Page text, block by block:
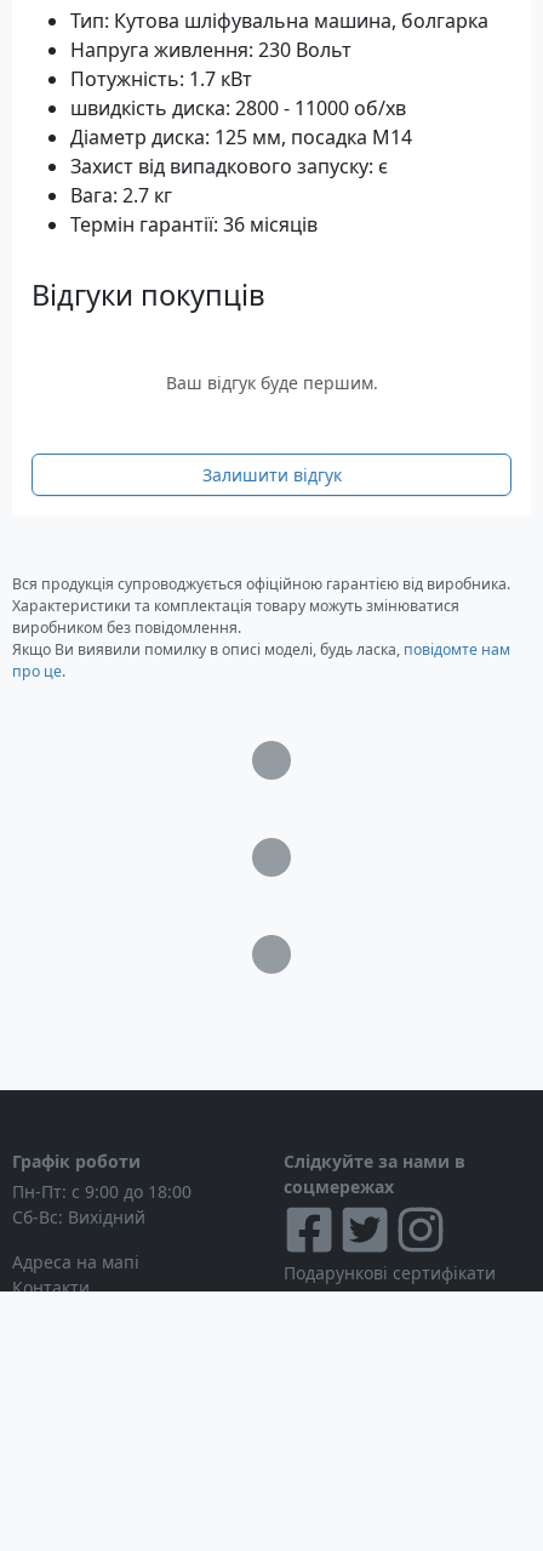
Тип: Кутова шліфувальна машина, болгарка
Напруга живлення: 230 Вольт
Потужність: 1.7 кВт
швидкість диска: 2800 - 11000 об/хв
Діаметр диска: 125 мм, посадка М14
Захист від випадкового запуску: є
Вага: 2.7 кг
Термін гарантії: 36 місяців
Відгуки покупців
Ваш відгук буде першим.
Залишити відгук
Вся продукція супроводжується офіційною гарантією від виробника.
Характеристики та комплектація товару можуть змінюватися
виробником без повідомлення.
Якщо Ви виявили помилку в описі моделі, будь ласка, повідомте нам
про це.
Загрузка...
Загрузка...
Загрузка...
Графік роботи
Пн-Пт: с 9:00 до 18:00
Сб-Вс: Вихідний
Адреса на мапі
Контакти
Слідкуйте за нами в
соцмережах
Подарункові сертифікати
Дисконтні картки